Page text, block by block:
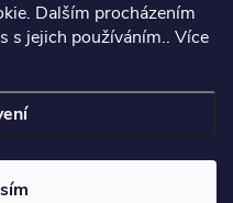
Dalším procházením
s jejich používáním.. Více
. Všechna práva vyhrazena.